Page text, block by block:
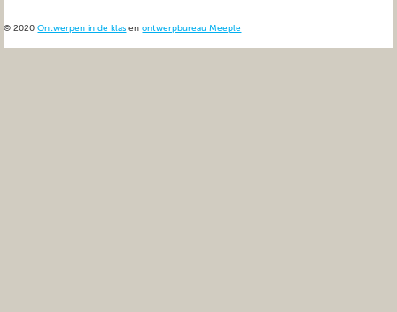
© 2020Ontwerpen in de klas enontwerpbureau Meeple